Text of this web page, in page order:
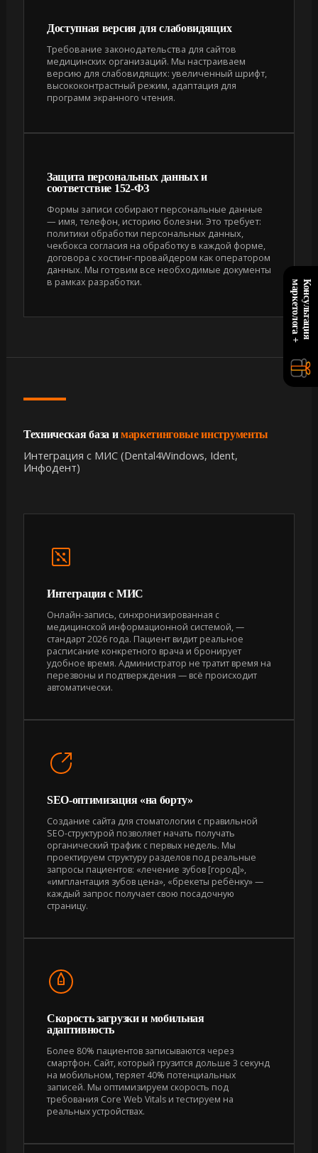
Доступная версия для слабовидящих
Требование законодательства для сайтов
медицинских организаций. Мы настраиваем
версию для слабовидящих: увеличенный шрифт,
высококонтрастный режим, адаптация для
программ экранного чтения.
Защита персональных данных и
соответствие 152-ФЗ
Формы записи собирают персональные данные
— имя, телефон, историю болезни. Это требует:
политики обработки персональных данных,
чекбокса согласия на обработку в каждой форме,
договора с хостинг-провайдером как оператором
данных. Мы готовим все необходимые документы
в рамках разработки.
Техническая база имаркетинговые инструменты
Интеграция с МИС (Dental4Windows, Ident,
Инфодент)
Интеграция с МИС
Онлайн-запись, синхронизированная с
медицинской информационной системой, —
стандарт 2026 года. Пациент видит реальное
расписание конкретного врача и бронирует
удобное время. Администратор не тратит время на
перезвоны и подтверждения — всё происходит
автоматически.
SEO-оптимизация «на борту»
Создание сайта для стоматологии с правильной
SEO-структурой позволяет начать получать
органический трафик с первых недель. Мы
проектируем структуру разделов под реальные
запросы пациентов: «лечение зубов [город]»,
«имплантация зубов цена», «брекеты ребёнку» —
каждый запрос получает свою посадочную
страницу.
Скорость загрузки и мобильная
адаптивность
Более 80% пациентов записываются через
смартфон. Сайт, который грузится дольше 3 секунд
на мобильном, теряет 40% потенциальных
записей. Мы оптимизируем скорость под
требования Core Web Vitals и тестируем на
реальных устройствах.
К
о
н
с
у
л
ь
т
а
ц
и
я
м
а
р
к
е
т
о
л
о
г
а
+